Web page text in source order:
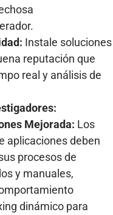
Instale soluciones
reputación que
real y análisis de
Mejorada: Los
aplicaciones deben
procesos de
y manuales,
dinámico para